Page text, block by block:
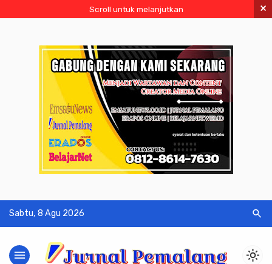
Scroll untuk melanjutkan ×
Sabtu, 8 Agu 2026 search
menu light_mode